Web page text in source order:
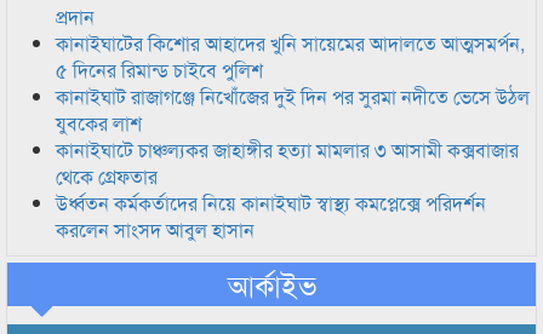
প্রদান
কানাইঘাটের কিশোর আহাদের খুনি সায়েমের আদালতে আত্মসমর্পন,
৫ দিনের রিমান্ড চাইবে পুলিশ
কানাইঘাট রাজাগঞ্জে নিখোঁজের দুই দিন পর সুরমা নদীতে ভেসে উঠল
যুবকের লাশ
কানাইঘাটে চাঞ্চল্যকর জাহাঙ্গীর হত্যা মামলার ৩ আসামী কক্সবাজার
থেকে গ্রেফতার
উর্ধ্বতন কর্মকর্তাদের নিয়ে কানাইঘাট স্বাস্থ্য কমপ্লেক্সে পরিদর্শন
করলেন সাংসদ আবুল হাসান
আর্কাইভ